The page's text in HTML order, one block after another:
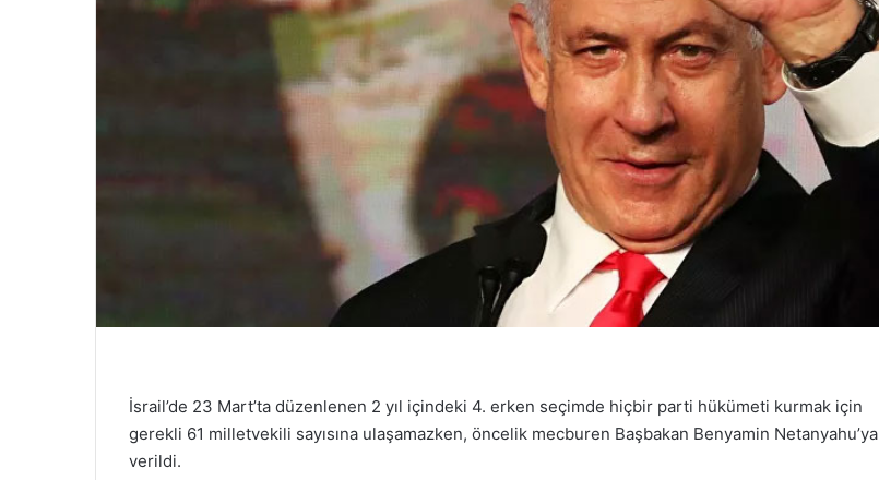
İsrail’de 23 Mart’ta düzenlenen 2 yıl içindeki 4. erken seçimde hiçbir parti hükümeti kurmak için
gerekli 61 milletvekili sayısına ulaşamazken, öncelik mecburen Başbakan Benyamin Netanyahu’ya
verildi.